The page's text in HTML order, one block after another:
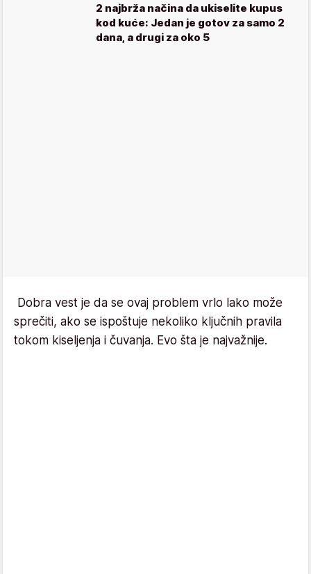
2 najbrža načina da ukiselite kupus
kod kuće: Jedan je gotov za samo 2
dana, a drugi za oko 5
Dobra vest je da se ovaj problem vrlo lako može
sprečiti, ako se ispoštuje nekoliko ključnih pravila
tokom kiseljenja i čuvanja. Evo šta je najvažnije.